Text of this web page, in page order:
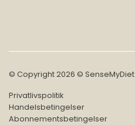
© Copyright 2026 © SenseMyDiet
Privatlivspolitik
Handelsbetingelser
Abonnementsbetingelser